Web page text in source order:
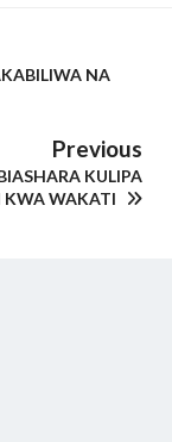
NA
Previous
KULIPA
KWA WAKATI